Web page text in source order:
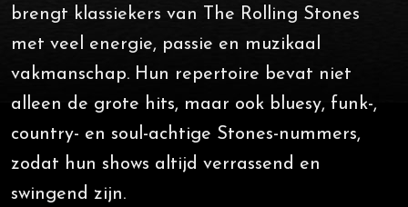
brengt klassiekers van The Rolling Stones
met veel energie, passie en muzikaal
vakmanschap. Hun repertoire bevat niet
alleen de grote hits, maar ook bluesy, funk-,
country- en soul-achtige Stones-nummers,
zodat hun shows altijd verrassend en
swingend zijn.